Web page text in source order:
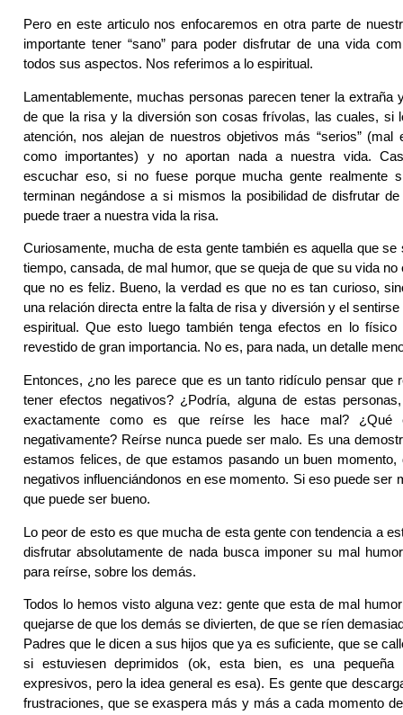
Pero en este articulo nos enfocaremos en otra parte de
importante tener “sano” para poder disfrutar de una vida
todos sus aspectos. Nos referimos a lo espiritual.
Lamentablemente, muchas personas parecen tener la extraña
de que la risa y la diversión son cosas frívolas, las cuales, si
atención, nos alejan de nuestros objetivos más “serios” (mal
como importantes) y no aportan nada a nuestra vida.
escuchar eso, si no fuese porque mucha gente realmente
terminan negándose a si mismos la posibilidad de disfrutar
puede traer a nuestra vida la risa.
Curiosamente, mucha de esta gente también es aquella que se
tiempo, cansada, de mal humor, que se queja de que su vida
­que no es feliz. Bueno, la verdad es que no es tan curioso,
una relación directa entre la falta de risa y diversión y el
espiritual. Que esto luego también tenga efectos en lo
revestido de gran importancia. No es, para nada, un detalle
Entonces, ¿no les parece que es un tanto ridículo pensar que
tener efectos negativos? ¿Podría, alguna de estas
exactamente como es que reírse les hace mal?
negativamente? Reírse nunca puede ser malo. Es una
estamos felices, de que estamos pasando un buen
negativos influenciándonos en ese momento. Si eso puede ser
que puede ser bueno.
Lo peor de esto es que mucha de esta gente con tendencia a
disfrutar absolutamente de nada busca imponer su mal
para reírse, sobre los demás.
Todos lo hemos visto alguna vez: gente que esta de mal
quejarse de que los demás se divierten, de que se ríen
Padres que le dicen a sus hijos que ya es suficiente, que se
si estuviesen deprimidos (ok, esta bien, es una pequeña
expresivos, pero la idea general es esa). Es gente que
frustraciones, que se exaspera más y más a cada momento